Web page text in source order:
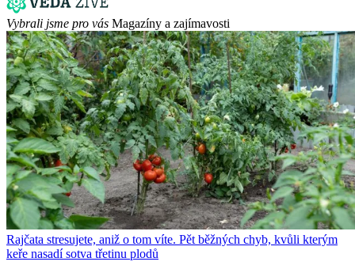
Vybrali jsme pro vás Magazíny a zajímavosti
Rajčata stresujete, aniž o tom víte. Pět běžných chyb, kvůli kterým
keře nasadí sotva třetinu plodů